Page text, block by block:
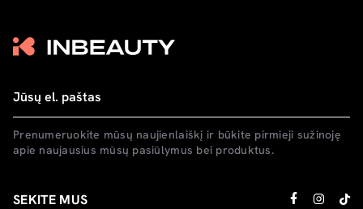
Prenumeruokite mūsų naujienlaiškį ir būkite pirmieji sužinoję
apie naujausius mūsų pasiūlymus bei produktus.
SEKITE MUS